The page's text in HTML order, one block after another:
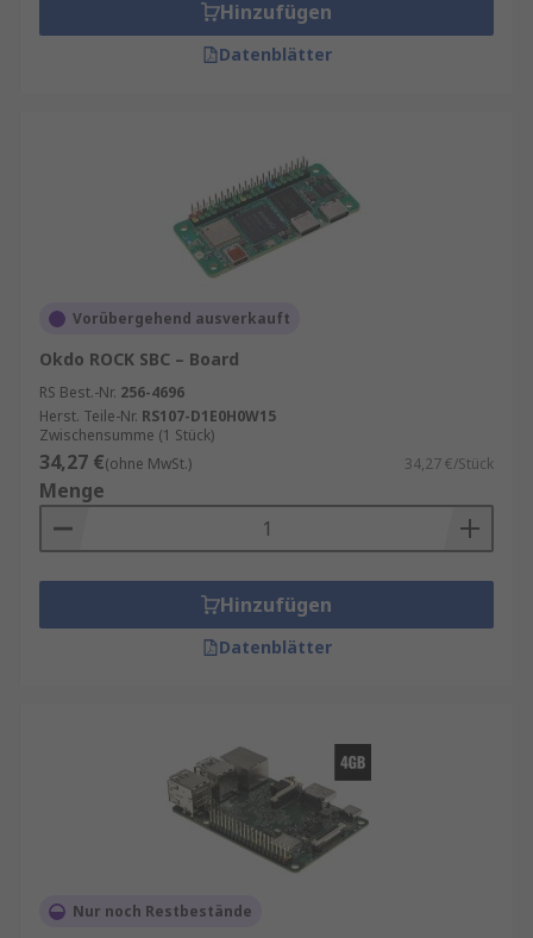
Hinzufügen
Datenblätter
Vorübergehend ausverkauft
Okdo ROCK SBC – Board
RS Best.-Nr. 256-4696
Herst. Teile-Nr. RS107-D1E0H0W15
Zwischensumme (1 Stück)
34,27 €(ohne MwSt.) 34,27 €/Stück
Menge
Hinzufügen
Datenblätter
Nur noch Restbestände